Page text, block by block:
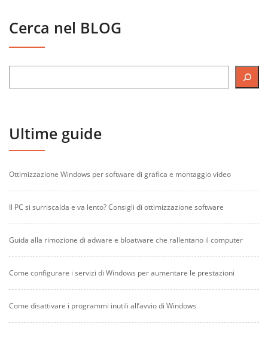
Cerca nel BLOG
Ultime guide
Ottimizzazione Windows per software di grafica e montaggio video
Il PC si surriscalda e va lento? Consigli di ottimizzazione software
Guida alla rimozione di adware e bloatware che rallentano il computer
Come configurare i servizi di Windows per aumentare le prestazioni
Come disattivare i programmi inutili all’avvio di Windows